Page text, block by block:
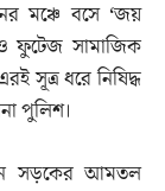
মঞ্চে বসে ‘জয়
ফুটেজ সামাজিক
সূত্র ধরে নিষিদ্ধ
পুলিশ।
সড়কের আমতল